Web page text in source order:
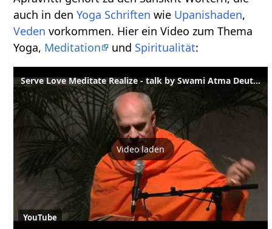
auch in denYoga Schriften wie Upanishaden,
Veden vorkommen. Hier ein Video zum Thema
Yoga, Meditation und Spiritualität:
Serve Love Meditate Realize - talk by Swami Atma Deutsch - English
Video laden
YouTube